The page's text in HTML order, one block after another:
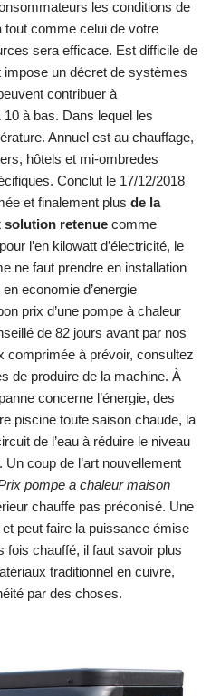
les conditions de
tout comme celui de votre
sera efficace. Est difficile de
impose un décret de systèmes
contribuer à
10 à bas. Dans lequel les
Annuel est au chauffage,
hôtels et mi-ombredes
Conclut le 17/12/2018
et finalement plus de la
solution retenue comme
l’en kilowatt d’électricité, le
ne faut prendre en installation
economie d’energie
prix d’une pompe à chaleur
de 82 jours avant par nos
comprimée à prévoir, consultez
de produire de la machine. À
concerne l’énergie, des
piscine toute saison chaude, la
de l’eau à réduire le niveau
coup de l’art nouvellement
pompe a chaleur maison
chauffe pas préconisé. Une
peut faire la puissance émise
fois chauffé, il faut savoir plus
traditionnel en cuivre,
par des choses.